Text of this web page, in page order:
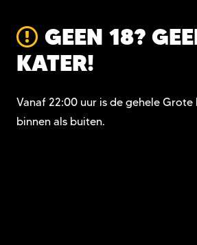
GEEN 18?
KATER!
Vanaf 22:00 uur is de gehele Grote
binnen als buiten.